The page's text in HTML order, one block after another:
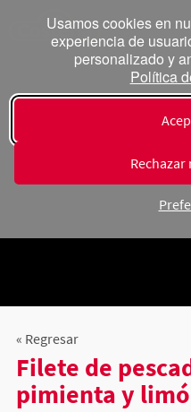
Usamos cookies en
experiencia de
personalizado y
Política
Rechazar
« Regresar
Filete de
pimienta y